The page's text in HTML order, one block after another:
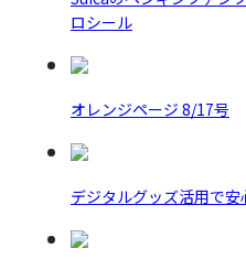
ロシール
オレンジページ 8/17号
デジタルグッズ活用で